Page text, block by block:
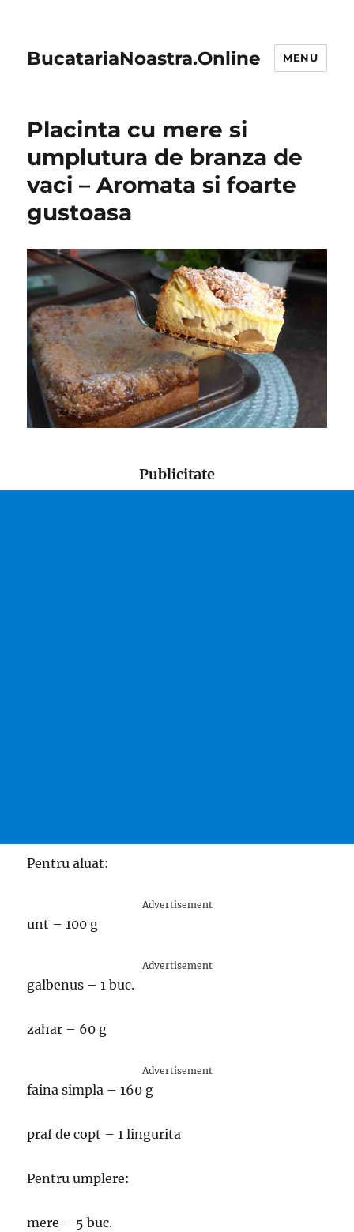
BucatariaNoastra.Online MENU
Placinta cu mere si
umplutura de branza de
vaci – Aromata si foarte
gustoasa
Publicitate
Pentru aluat:
Advertisement
unt – 100 g
Advertisement
galbenus – 1 buc.
zahar – 60 g
Advertisement
faina simpla – 160 g
praf de copt – 1 lingurita
Pentru umplere:
mere – 5 buc.